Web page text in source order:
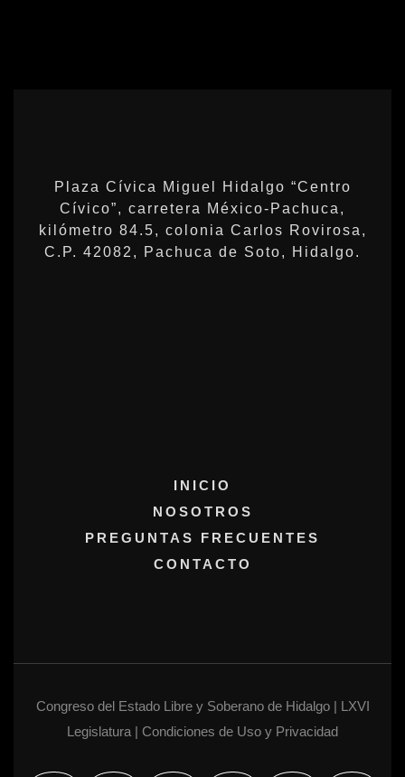
Plaza Cívica Miguel Hidalgo “Centro
Cívico”, carretera México-Pachuca,
kilómetro 84.5, colonia Carlos Rovirosa,
C.P. 42082, Pachuca de Soto, Hidalgo.
INICIO
NOSOTROS
PREGUNTAS FRECUENTES
CONTACTO
Congreso del Estado Libre y Soberano de Hidalgo | LXVI
Legislatura | Condiciones de Uso y Privacidad